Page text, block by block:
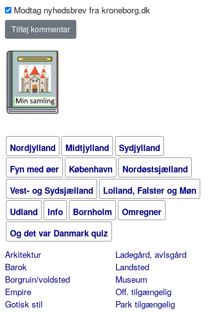
Modtag nyhedsbrev fra kroneborg.dk
Nordjylland Midtjylland
Sydjylland
Fyn med øer
København
Nordøstsjælland
Vest- og Sydsjælland
Lolland, Falster og Møn
Udland
Info Bornholm
Omregner
Og det var Danmark quiz
Arkitektur
Barok
Borgruin/voldsted
Empire
Gotisk stil
Ladegård, avlsgård
Landsted
Museum
Off. tilgængelig
Park tilgængelig